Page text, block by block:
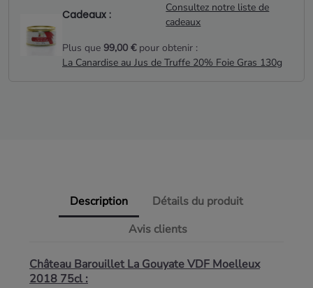
Cadeaux :
Consultez notre liste de
cadeaux
Plus que 99,00 €pour obtenir :
La Canardise au Jus de Truffe 20% Foie Gras 130g
Description
Détails du produit
Avis clients
Château Barouillet La Gouyate VDF Moelleux
2018 75cl :